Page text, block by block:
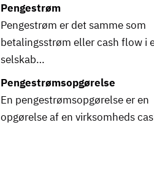
Pengestrøm
Pengestrøm er det samme som
betalingsstrøm eller cash flow i
selskab…
Pengestrømsopgørelse
En pengestrømsopgørelse er en
opgørelse af en virksomheds